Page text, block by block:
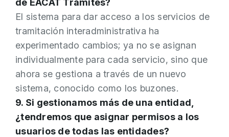
de EACAT Trámites?
El sistema para dar acceso a los servicios de
tramitación interadministrativa ha
experimentado cambios; ya no se asignan
individualmente para cada servicio, sino que
ahora se gestiona a través de un nuevo
sistema, conocido como los buzones.
9. Si gestionamos más de una entidad,
¿tendremos que asignar permisos a los
usuarios de todas las entidades?